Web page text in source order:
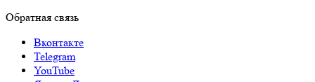
Обратная связь
Вконтакте
Telegram
YouTube